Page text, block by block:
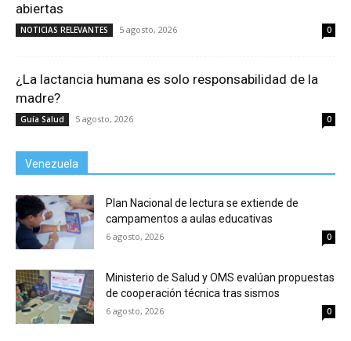
abiertas
NOTICIAS RELEVANTES 5 agosto, 2026 0
¿La lactancia humana es solo responsabilidad de la
madre?
Guía Salud 5 agosto, 2026 0
Venezuela
Plan Nacional de lectura se extiende de
campamentos a aulas educativas
6 agosto, 2026 0
Ministerio de Salud y OMS evalúan propuestas
de cooperación técnica tras sismos
6 agosto, 2026 0